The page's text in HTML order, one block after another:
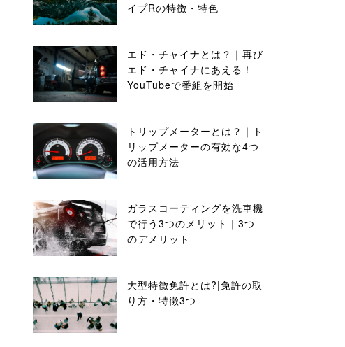
イプRの特徴・特色
エド・チャイナとは？｜再び
エド・チャイナにあえる！
YouTubeで番組を開始
トリップメーターとは？｜ト
リップメーターの有効な4つ
の活用方法
ガラスコーティングを洗車機
で行う3つのメリット｜3つ
のデメリット
大型特徴免許とは?|免許の取
り方・特徴3つ